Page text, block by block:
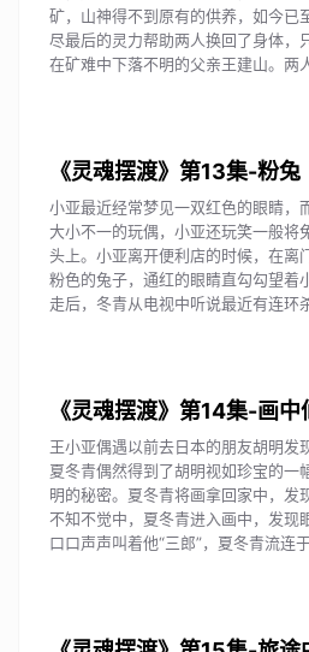
矿，山神得不到原有的供养，如今已
尽最后的灵力帮助两人换回了身体，
在矿难中下落不明的父亲王建山。两
《灵魂摆渡》第13集-粉兔
小亚最近经常梦见一双红色的眼睛，
大小不一的玩偶，小亚还玩笑一般将
头上。小亚离开便利店的时候，在离
粉色的兔子，通红的眼睛直勾勾望着
走后，冬青从电视中听说最近有连环
《灵魂摆渡》第14集-画中
王小亚偶遇以前去日本的朋友胡明发
夏冬青偶然得到了胡明视如珍宝的一
明的秘密。夏冬青将画拿回家中，发
不知不觉中，夏冬青进入画中，发现
口口声声叫着他“三郎”，夏冬青流连